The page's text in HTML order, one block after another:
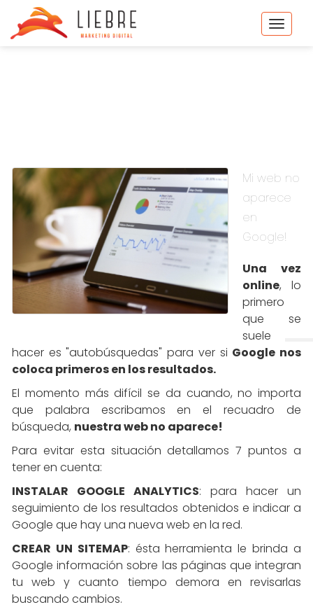
Toggle
Mi web no
aparece
en
Google!
Una vez
online, lo
primero
que se
suele
hacer es "autobúsquedas" para ver si Google nos
coloca primeros en los resultados.
El momento más difícil se da cuando, no importa
que palabra escribamos en el recuadro de
búsqueda, nuestra web no aparece!
Para evitar esta situación detallamos 7 puntos a
tener en cuenta:
INSTALAR GOOGLE ANALYTICS: para hacer un
seguimiento de los resultados obtenidos e indicar a
Google que hay una nueva web en la red.
CREAR UN SITEMAP: ésta herramienta le brinda a
Google información sobre las páginas que integran
tu web y cuanto tiempo demora en revisarlas
buscando cambios.